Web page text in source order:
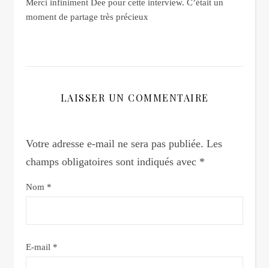
Merci infiniment Dee pour cette interview. C’était un
moment de partage très précieux
LAISSER UN COMMENTAIRE
Votre adresse e-mail ne sera pas publiée. Les
champs obligatoires sont indiqués avec *
Nom *
E-mail *